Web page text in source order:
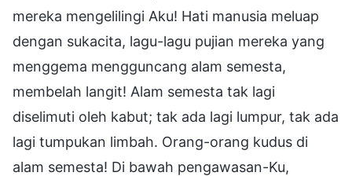
mereka mengelilingi Aku! Hati manusia meluap
dengan sukacita, lagu-lagu pujian mereka yang
menggema mengguncang alam semesta,
membelah langit! Alam semesta tak lagi
diselimuti oleh kabut; tak ada lagi lumpur, tak ada
lagi tumpukan limbah. Orang-orang kudus di
alam semesta! Di bawah pengawasan-Ku,